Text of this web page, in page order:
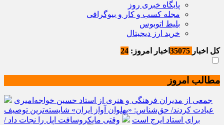
پایگاه خبری روز
مجله کسب و کار و بیوگرافی
بلیط اتوبوس
خرید ارز دیجیتال
کل اخبار اخبار امروز: 24
مطالب امروز
جمعی از مدیران فرهنگی و هنری از استاد حسین خواجه‌امیری
عیادت کردند/ حق‌شناس: «پهلوان آواز ایران» شایسته‌ترین توصیف
برای استاد ایرج است
وقتی مایکروسافت اپل را نجات داد /